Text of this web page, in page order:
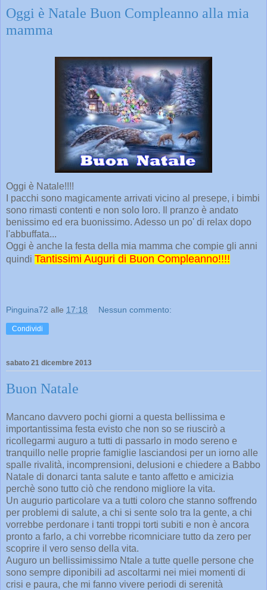
Oggi è Natale Buon Compleanno alla mia
mamma
Oggi è Natale!!!!
I pacchi sono magicamente arrivati vicino al presepe, i bimbi
sono rimasti contenti e non solo loro. Il pranzo è andato
benissimo ed era buonissimo. Adesso un po' di relax dopo
l'abbuffata...
Oggi è anche la festa della mia mamma che compie gli anni
quindi Tantissimi Auguri di Buon Compleanno!!!!
Pinguina72 alle 17:18 Nessun commento:
Condividi
sabato 21 dicembre 2013
Buon Natale
Mancano davvero pochi giorni a questa bellissima e
importantissima festa evisto che non so se riuscirò a
ricollegarmi auguro a tutti di passarlo in modo sereno e
tranquillo nelle proprie famiglie lasciandosi per un iorno alle
spalle rivalità, incomprensioni, delusioni e chiedere a Babbo
Natale di donarci tanta salute e tanto affetto e amicizia
perchè sono tutto ciò che rendono migliore la vita.
Un augurio particolare va a tutti coloro che stanno soffrendo
per problemi di salute, a chi si sente solo tra la gente, a chi
vorrebbe perdonare i tanti troppi torti subiti e non è ancora
pronto a farlo, a chi vorrebbe ricomniciare tutto da zero per
scoprire il vero senso della vita.
Auguro un bellissimissimo Ntale a tutte quelle persone che
sono sempre diponibili ad ascoltarmi nei miei momenti di
crisi e paura, che mi fanno vivere periodi di serenità